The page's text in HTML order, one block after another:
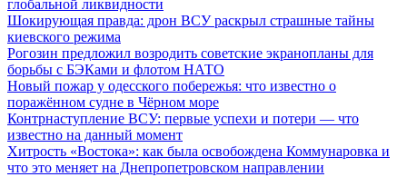
глобальной ликвидности
Шокирующая правда: дрон ВСУ раскрыл страшные тайны
киевского режима
Рогозин предложил возродить советские экранопланы для
борьбы с БЭКами и флотом НАТО
Новый пожар у одесского побережья: что известно о
поражённом судне в Чёрном море
Контрнаступление ВСУ: первые успехи и потери — что
известно на данный момент
Хитрость «Востока»: как была освобождена Коммунаровка и
что это меняет на Днепропетровском направлении